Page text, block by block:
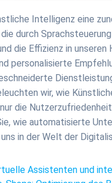
Intelligenz eine
durch
die Effizienz in
personalisierte
wir, wie
die
wie automatisierte
in der Welt der
Assistenten und